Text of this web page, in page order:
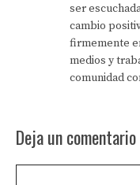
ser
cambio
firmemente
medios y
comunidad
Deja un comentario